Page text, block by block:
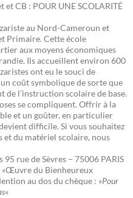
et CB : POUR UNE SCOLARITÉ
au Nord-Cameroun et
Primaire. Cette école
aux moyens économiques
Ils accueillent environ 600
ont eu le souci de
coût symbolique de sorte que
de l’instruction scolaire de base.
se compliquent. Offrir à la
et un goûter, en particulier
difficile. Si vous souhaitez
et du matériel scolaire, nous
rue de Sèvres – 75006 PARIS
«Œuvre du Bienheureux
au dos du chèque : »Pour
«